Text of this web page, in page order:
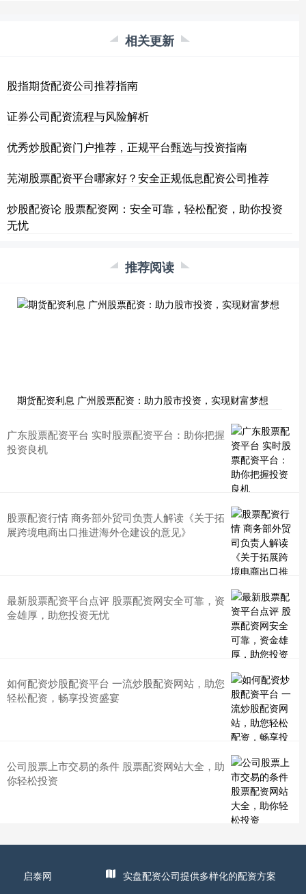
相关更新
股指期货配资公司推荐指南
证券公司配资流程与风险解析
优秀炒股配资门户推荐，正规平台甄选与投资指南
芜湖股票配资平台哪家好？安全正规低息配资公司推荐
炒股配资论 股票配资网：安全可靠，轻松配资，助你投资
无忧
推荐阅读
期货配资利息 广州股票配资：助力股市投资，实现财富梦想
广东股票配资平台 实时股票配资平台：助你把握
投资良机
股票配资行情 商务部外贸司负责人解读《关于拓
展跨境电商出口推进海外仓建设的意见》
最新股票配资平台点评 股票配资网安全可靠，资
金雄厚，助您投资无忧
如何配资炒股配资平台 一流炒股配资网站，助您
轻松配资，畅享投资盛宴
公司股票上市交易的条件 股票配资网站大全，助
你轻松投资
启泰网 实盘配资公司提供多样化的配资方案